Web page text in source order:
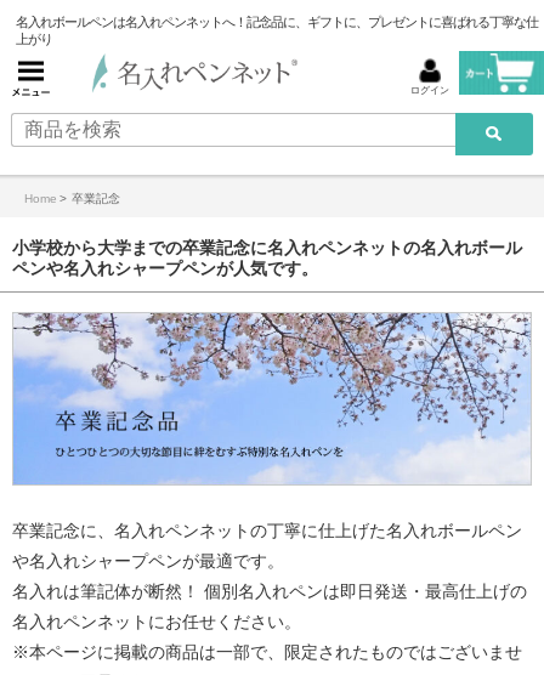
名入れボールペンは名入れペンネットへ！記念品に、ギフトに、プレゼントに喜ばれる丁寧な仕
上がり
ログイン
Home > 卒業記念
小学校から大学までの卒業記念に名入れペンネットの名入れボール
ペンや名入れシャープペンが人気です。
卒業記念に、名入れペンネットの丁寧に仕上げた名入れボールペン
や名入れシャープペンが最適です。
名入れは筆記体が断然！ 個別名入れペンは即日発送・最高仕上げの
名入れペンネットにお任せください。
※本ページに掲載の商品は一部で、限定されたものではございませ